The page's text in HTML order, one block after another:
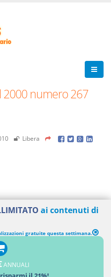
2000 numero 267
Libera
ai contenuti di
gratuite questa settimana.
ANNUALI